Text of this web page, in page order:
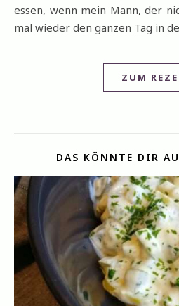
essen, wenn mein Mann, der
mal wieder den ganzen Tag in
ZUM
DAS KÖNNTE DIR